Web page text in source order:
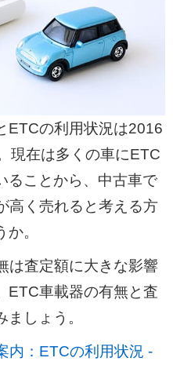
ETCの利用状況は2016
現在は多くの車にETC
ることから、中古車で
高く売れると考える方
。
は査定額に大きな影響
ETC車載器の有無と査
しょう。
内：ETCの利用状況 -